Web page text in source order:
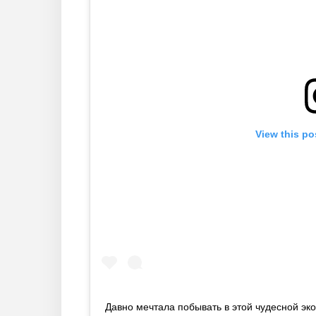
View this
Давно мечтала побывать в этой чудесной